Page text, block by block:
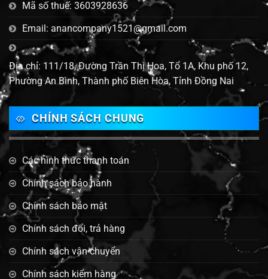
Mã số thuế: 3603928636
Email: anancompany1521@gmail.com
Địa chỉ: 111/18, Đường Trần Thị Hoa, Tổ 1A, Khu phố 12,
Phường An Bình, Thành phố Biên Hòa, Tỉnh Đồng Nai
CHÍNH SÁCH CHUNG
Các hình thức thanh toán
Chính sách bảo hành
Chính sách bảo mật
Chính sách đổi, trả hàng
Chính sách vận chuyển
Chính sách kiểm hàng